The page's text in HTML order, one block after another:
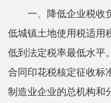
一、降低企业税收负
低城镇土地使用税适用
低到法定税率最低水平
合同印花税核定征收标
制造业企业的总机构和